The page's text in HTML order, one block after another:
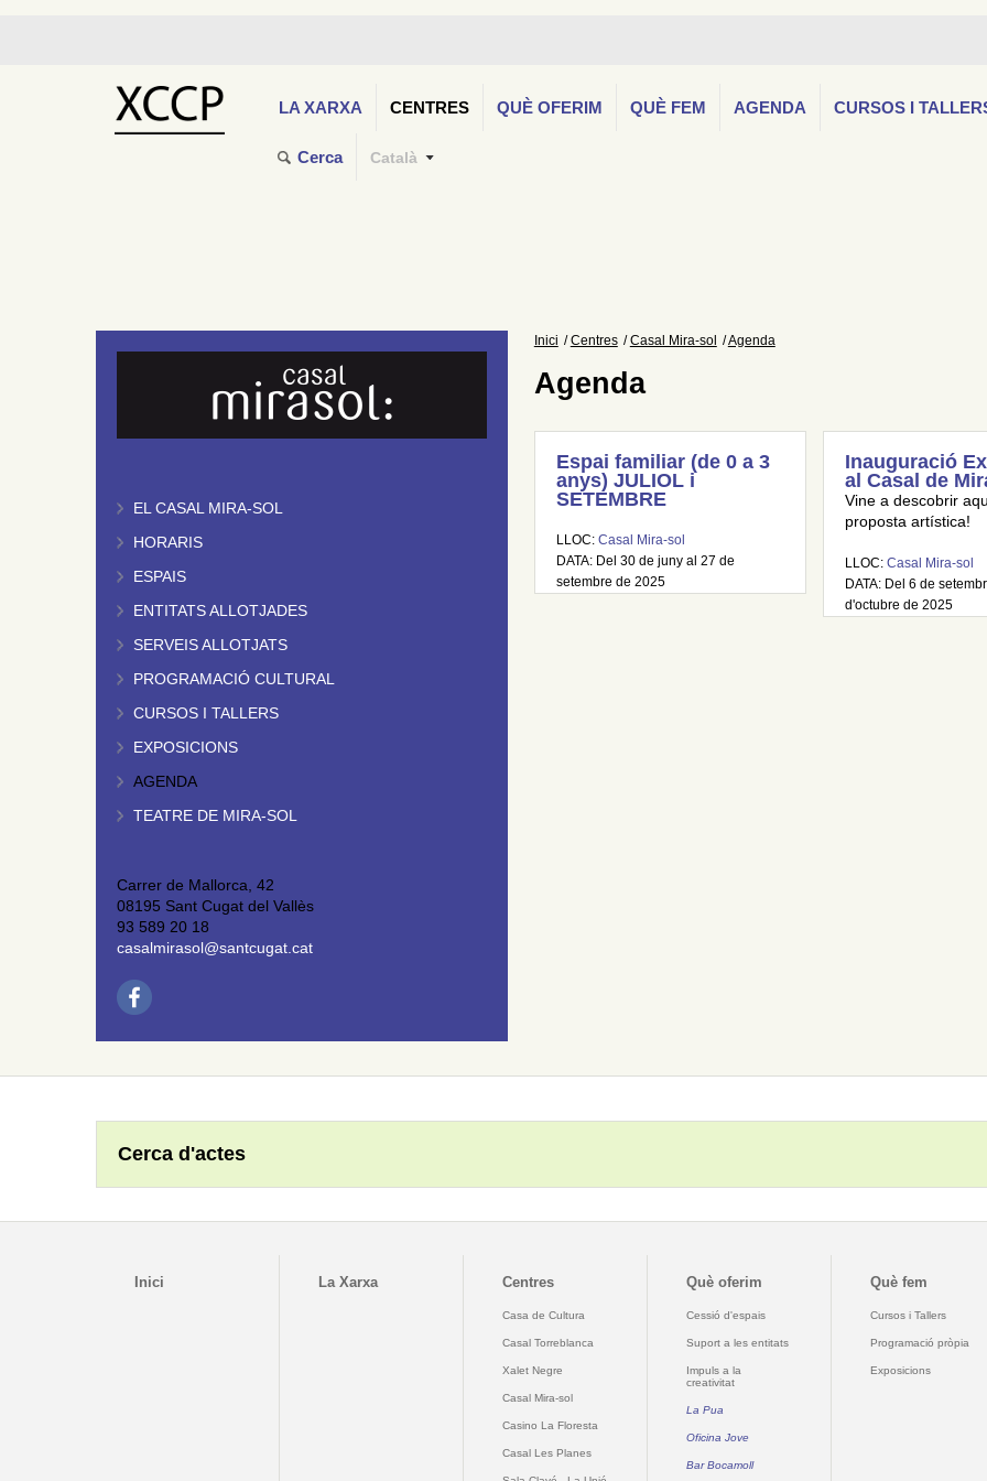
LA XARXA CENTRES QUÈ OFERIM QUÈ FEM AGENDA CURSOS I
Cerca Català
EL CASAL MIRA-SOL
HORARIS
ESPAIS
ENTITATS ALLOTJADES
SERVEIS ALLOTJATS
PROGRAMACIÓ CULTURAL
CURSOS I TALLERS
EXPOSICIONS
AGENDA
TEATRE DE MIRA-SOL
Carrer de Mallorca, 42
08195 Sant Cugat del Vallès
93 589 20 18
casalmirasol@santcugat.cat
Inici Centres Casal Mira-sol Agenda
Agenda
Espai familiar (de 0 a 3
anys) JULIOL i
SETEMBRE
LLOC: Casal Mira-sol
DATA: Del 30 de juny al 27 de
setembre de 2025
Inauguració
al Casal de
Vine a descobrir
proposta artística!
LLOC:Casal Mira-sol
DATA: Del 6 de
d'octubre de 2025
Cerca d'actes
Inici La Xarxa Centres
Casa de Cultura
Casal Torreblanca
Xalet Negre
Casal Mira-sol
Casino La Floresta
Casal Les Planes
Què oferim
Cessió d'espais
Suport a les entitats
Impuls a la
creativitat
La Pua
Oficina Jove
Bar Bocamoll
Què fem
Cursos i Tallers
Programació pròpia
Exposicions